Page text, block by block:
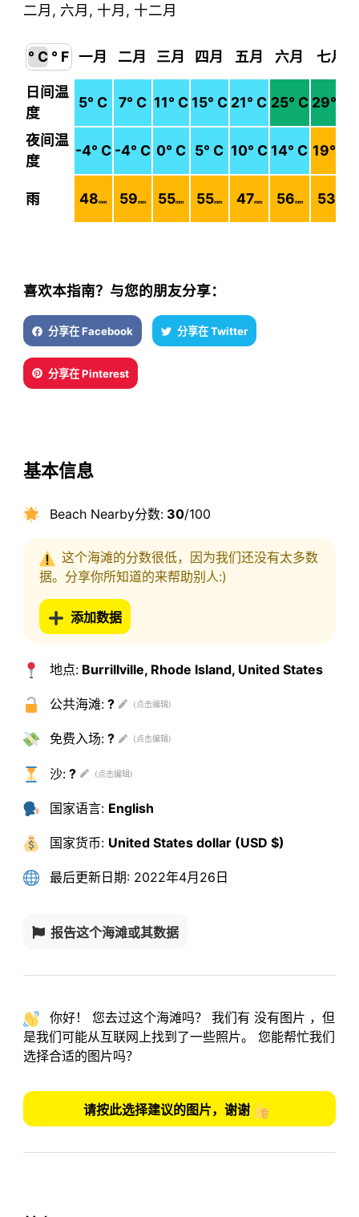
二月, 六月, 十月, 十二月
° C ° F 一月 二月 三月 四月 五月 六月 七月
日间温
度
5° C 7° C 11° C 15° C 21° C 25° C 29° C
夜间温
度
-4° C -4° C 0° C 5° C 10° C 14° C 19° C
雨 48mm 59mm 55mm 55mm 47mm 56mm 53
喜欢本指南？与您的朋友分享：
分享在 Facebook 分享在 Twitter
分享在 Pinterest
基本信息
Beach Nearby分数:30/100
这个海滩的分数很低，因为我们还没有太多数
据。分享你所知道的来帮助别人:)
添加数据
地点:Burrillville, Rhode Island, United States
公共海滩:?
免费入场:?
沙:?
国家语言: English
国家货币: United States dollar (USD $)
最后更新日期:2022年4月26日
报告这个海滩或其数据
你好！ 您去过这个海滩吗？ 我们有 没有图片 ，但
是我们可能从互联网上找到了一些照片。
您能帮忙我们
选择合适的图片吗？
请按此选择建议的图片，谢谢